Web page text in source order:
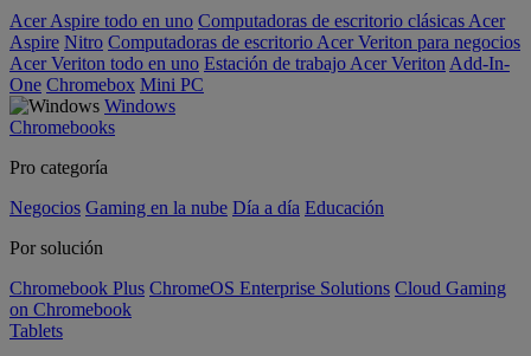
Acer Aspire todo en uno Computadoras de escritorio clásicas Acer
Aspire Nitro Computadoras de escritorio Acer Veriton para negocios
Acer Veriton todo en uno Estación de trabajo Acer Veriton Add-In-
One Chromebox Mini PC
Windows
Chromebooks
Pro categoría
Negocios Gaming en la nube Día a día Educación
Por solución
Chromebook Plus ChromeOS Enterprise Solutions Cloud Gaming
on Chromebook
Tablets